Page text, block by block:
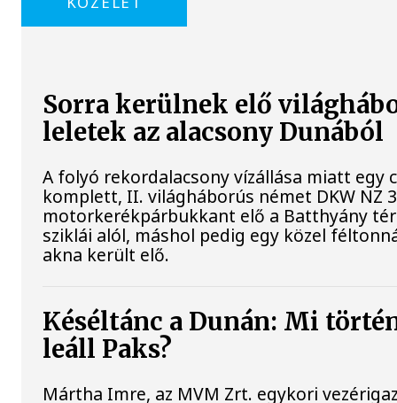
Sorra kerülnek elő
leletek az alacsony Dunából
A folyó rekordalacsony vízállása miatt egy
komplett, II. világháborús német DKW NZ
motorkerékpárbukkant elő a Batthyány
sziklái alól, máshol pedig egy közel
akna került elő.
Késéltánc a Dunán: Mi
leáll Paks?
Mártha Imre, az MVM Zrt. egykori